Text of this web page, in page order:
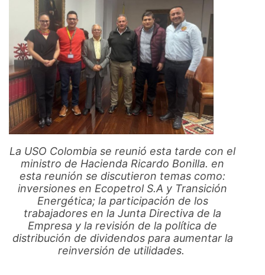
La USO Colombia se reunió esta tarde con el
ministro de Hacienda Ricardo Bonilla. en
esta reunión se discutieron temas como:
inversiones en Ecopetrol S.A y Transición
Energética; la participación de los
trabajadores en la Junta Directiva de la
Empresa y la revisión de la política de
distribución de dividendos para aumentar la
reinversión de utilidades.